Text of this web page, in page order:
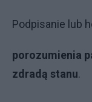
Podpisanie lub
porozumienia
zdradą stanu.